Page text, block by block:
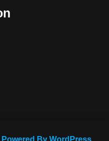
Powered By WordPress